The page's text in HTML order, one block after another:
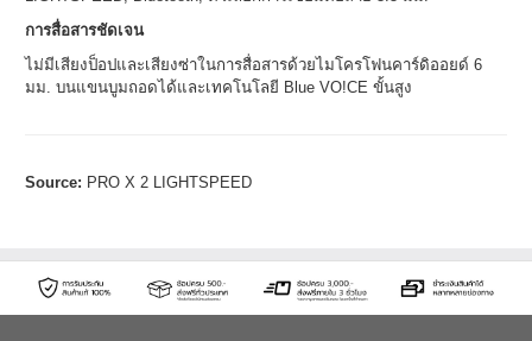
การสื่อสารชัดเจน
ไม่มีเสียงป็อปและเสียงซ่าในการสื่อสารด้วยไมโครโฟนคาร์ดิออยด์ 6
มม. บนแขนบูมถอดได้และเทคโนโลยี Blue VO!CE ขั้นสูง
Source: PRO X 2 LIGHTSPEED